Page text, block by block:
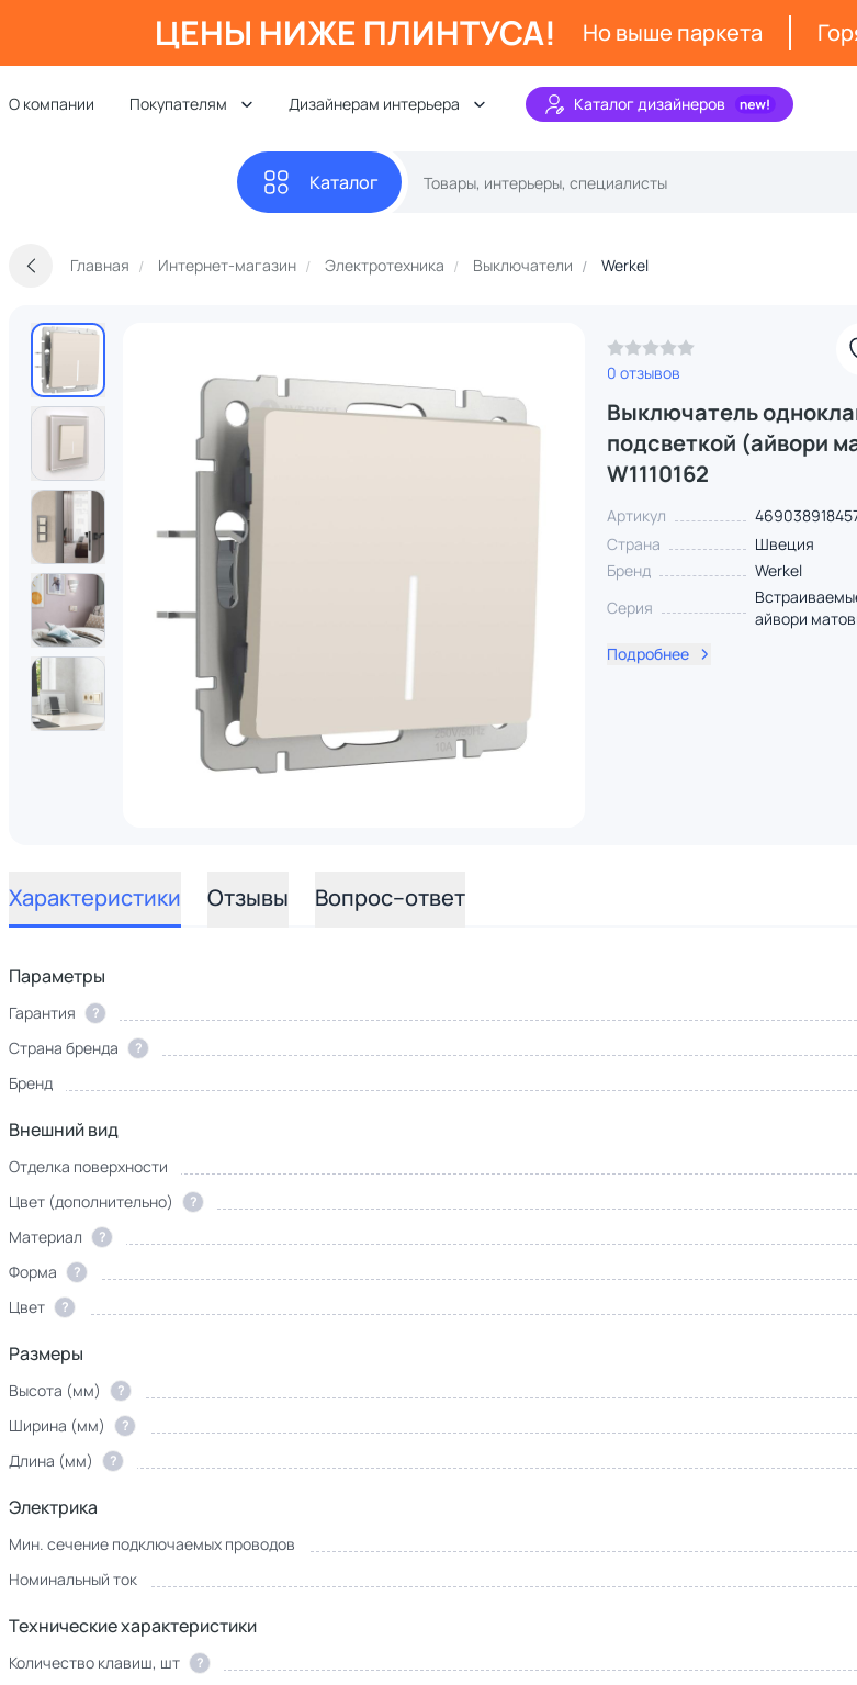
ЦЕНЫ НИЖЕ ПЛИНТУСА! Но выше паркета
О компании Покупателям Дизайнерам интерьера Каталог дизайнеров
Каталог
Главная Интернет-магазин Электротехника Выключатели Werkel
0 отзывов
Выключатель
подсветкой (айвори
W1110162
Артикул
Страна
Швеция
Бренд
Werkel
Серия
айвори
Подробнее
Характеристики Отзывы Вопрос–ответ
Параметры
Гарантия ?
Страна бренда
?
Бренд
Внешний вид
Отделка поверхности
Цвет (дополнительно)
?
Материал
?
Форма
?
Цвет
?
Размеры
Высота (мм) ?
Ширина (мм)
?
Длина (мм)
?
Электрика
Мин. сечение подключаемых проводов
Номинальный ток
Технические характеристики
Количество клавиш, шт ?